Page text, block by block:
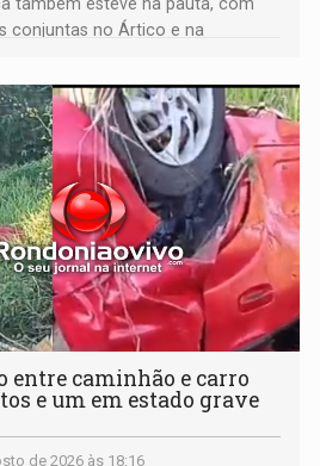
conjuntas no Ártico e na
entre caminhão e carro
e um em estado grave
de 2026 às 18:16